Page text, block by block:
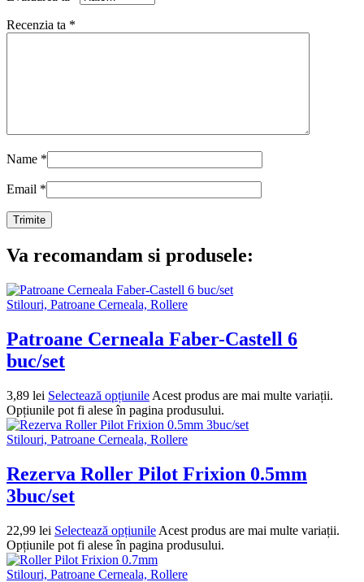
Recenzia ta *
Name *
Email *
Va recomandam si produsele:
Stilouri, Patroane Cerneala, Rollere
Patroane Cerneala Faber-Castell 6
buc/set
3,89 lei Selectează opțiunile Acest produs are mai multe variații.
Opțiunile pot fi alese în pagina produsului.
Stilouri, Patroane Cerneala, Rollere
Rezerva Roller Pilot Frixion 0.5mm
3buc/set
22,99 lei Selectează opțiunile Acest produs are mai multe variații.
Opțiunile pot fi alese în pagina produsului.
Stilouri, Patroane Cerneala, Rollere